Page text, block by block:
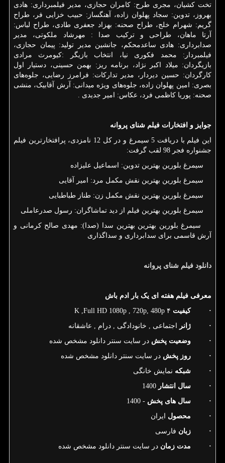
تخت کشیان، مجری طرح: کامران حجازی، مدیر فیلمبرداری: هادی
بهروز، تدوین: سجاد پهلوان زاده، آهنگساز: حبیب خزایی فر، طراح
گریم: شهرام خلج، طراح صحنه: بهزاد جعفری طادی، طراح لباس:
آرتا ماهان، طراحی و ترکیب صدا : مهرشاد ملکوتی، مدیر
صدابرداری: هادی ساعدمحکم، جانشین مدیر تولید: پیمان حجازی،
فیلمبردار: محمد فکوری نیا، انتخاب بازیگر :کیومرث مرادی
بازیگردان: میلاد اکبر نژاد، برنامه ریز: بهمن حسینی، دستیار اول
کارگردان: حسین دیردار، مدیر تدارکات: فرامرز رضایی، جلوه‌های
بصری: امین پهلوان زاده، جلوه‌های ویژه میدانی: آرش آقابیک، منشی
صحنه: پوریا کاظمی فرد، عکاس: امیر جدیدی
جوایز و افتخارات فیلم شنای پروانه
این فیلم با دریافت 5 سیمرغ و در کل 12 نامزدی، پرافتخارترین فیلم
جشنواره فجر 98 لقب گرفت:
سیمرغ بلورین بهترین تدوین: اسماعیل علیزاده
سیمرغ بلورین بهترین نقش مکمل مرد: امیر آقایی
سیمرغ بلورین بهترین نقش مکمل زن: طناز طباطبایی
سیمرغ بلورین بهترین فیلم از دید تماشاگران: رسول صدرعاملی
سیمرغ بلورین بهترین بهترین سدا (صدا): مهدی صالح کرمانی و
آرش قاسمی برای سدابرداری و سداگذاری
دانلود فیلم شنای پروانه
معرفی فیلم هفته ای یک بار ادم باش
·کیفیت ۴ K ,Full HD 1080p , 720p, 480p
· ژانر اجتماعی , خانودادگی , درام , عاشقانه
· وضعیت پخش در سایت سنتر دانلود مشخص شده
· روز پخش در سایت سنتر دانلود مشخص شده
· شبکه نمایش خانگی
· سال انتشار 1400
· سال های پخش - 1400
· محصول ایران
· زبان فارسی
· مدت زمان در سایت سنتر دانلود مشخص شده